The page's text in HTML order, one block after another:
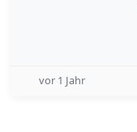
vor 1 Jahr